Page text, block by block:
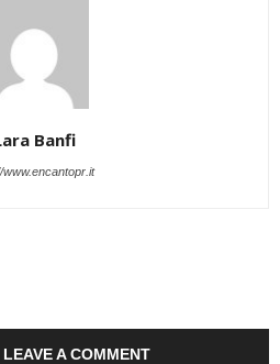
Banfi
www.encantopr.it
A COMMENT